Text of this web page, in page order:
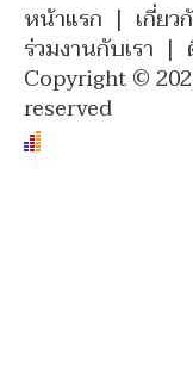
หน้าแรก | เกี่ย
ร่วมงานกับเรา |
Copyright ©
reserved